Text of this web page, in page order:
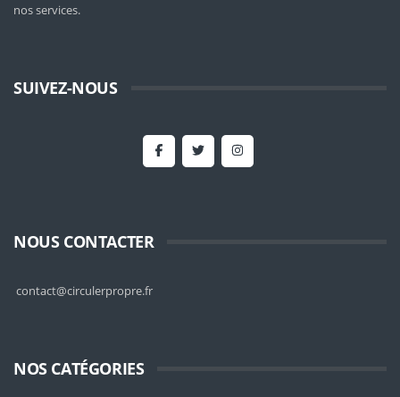
nos services.
SUIVEZ-NOUS
NOUS CONTACTER
contact@circulerpropre.fr
NOS CATÉGORIES